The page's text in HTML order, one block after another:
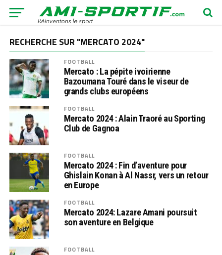
RECHERCHE SUR "MERCATO 2024"
FOOTBALL
Mercato : La pépite ivoirienne
Bazoumana Touré dans le viseur de
grands clubs européens
FOOTBALL
Mercato 2024 : Alain Traoré au Sporting
Club de Gagnoa
FOOTBALL
Mercato 2024 : Fin d’aventure pour
Ghislain Konan à Al Nassr, vers un retour
en Europe
FOOTBALL
Mercato 2024: Lazare Amani poursuit
son aventure en Belgique
FOOTBALL